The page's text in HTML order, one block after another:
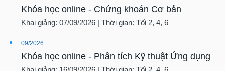
Khóa học online - Chứng khoán Cơ bản
Khai giảng: 07/09/2026 | Thời gian: Tối 2, 4, 6
09/2026
Khóa học online - Phân tích Kỹ thuật Ứng dụng